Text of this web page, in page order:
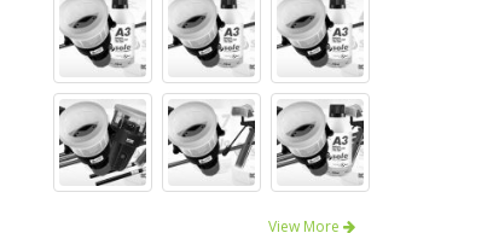
View More